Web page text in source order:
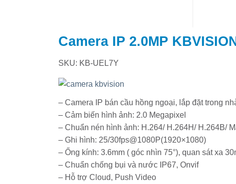
Camera IP 2.0MP
SKU: KB-UEL7Y
– Camera IP bán cầu hồng ngoại, lắp đặt trong
– Cảm biến hình ảnh: 2.0 Megapixel
– Chuẩn nén hình ảnh: H.264/ H.264H/ H.264B/
– Ghi hình: 25/30fps@1080P(1920×1080)
– Ống kính: 3.6mm ( góc nhìn 75°), quan sát xa
– Chuẩn chống bụi và nước IP67, Onvif
– Hỗ trợ Cloud, Push Video
Nam
Hoà,
Long
Đặt
Camera
Xã
Mỹ
–
Hòa,
Long
An:
Bảo
Vệ
An
Ninh
Cộng